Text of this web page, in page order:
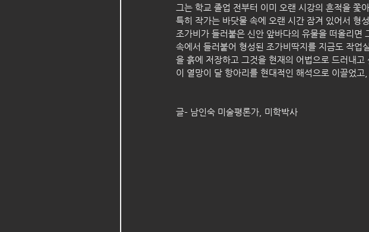
그는 학교 졸업 전부터 이미 오랜 시강의 흔적을 쫓
특히 작가는 바닷물 속에 오랜 시간 잠겨 있어서 형
조가비가 들러붙은 신안 앞바다의 유물을 떠올리
속에서 들러붙어 형성된 조가비딱지를 지금도 작업
을 흙에 저장하고 그것을 현재의 어법으로 드러내고
이 열망이 달 항아리를 현대적인 해석으로 이끌었
글– 남인숙 미술평론가, 미학박사